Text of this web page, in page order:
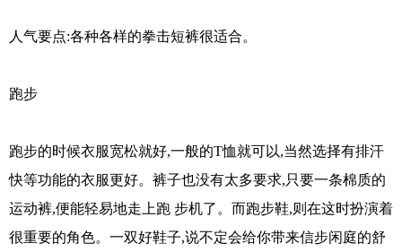
人气要点:各种各样的拳击短裤很适合。
跑步
跑步的时候衣服宽松就好,一般的T恤就可以,当然选择有排汗
快等功能的衣服更好。裤子也没有太多要求,只要一条棉质的
运动裤,便能轻易地走上跑 步机了。而跑步鞋,则在这时扮演着
很重要的角色。一双好鞋子,说不定会给你带来信步闲庭的舒